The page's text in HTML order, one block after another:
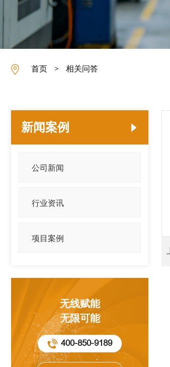
首页 > 相关问答
新闻案例
公司新闻
行业资讯
项目案例
无线赋能
无限可能
400-850-9189